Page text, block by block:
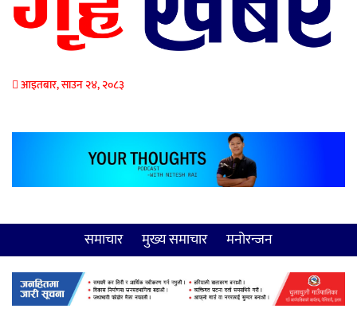
आइतबार, साउन २४, २०८३
समाचार मुख्य समाचार मनोरन्जन